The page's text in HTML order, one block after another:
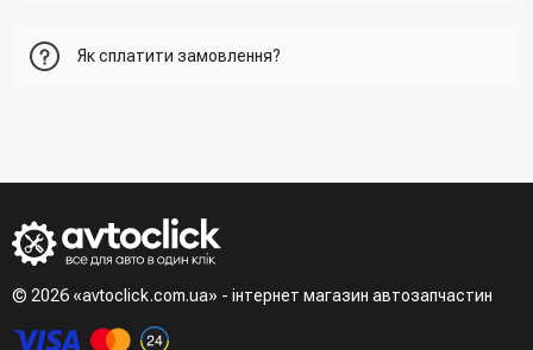
нього та вказати всю необхідну інформацію про
зателефонує менеджер для підтвердження та уточнення
Третій варіант - зробити замовлення в телефонному
Четвертий варіант - замовити через доступні месенджери
Як сплатити замовлення?
© 2026 «avtoclick.com.ua» - інтернет магазин автозапчастин